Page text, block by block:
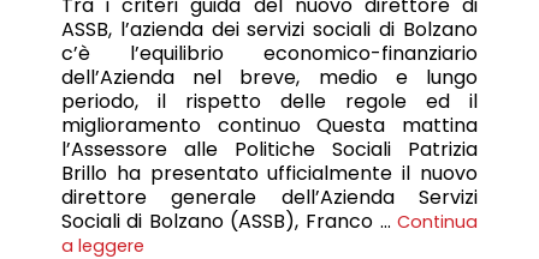
ASSB, l’azienda dei servizi sociali di Bolzano
c’è l’equilibrio economico-finanziario
dell’Azienda nel breve, medio e lungo
periodo, il rispetto delle regole ed il
miglioramento continuo Questa mattina
l’Assessore alle Politiche Sociali Patrizia
Brillo ha presentato ufficialmente il nuovo
direttore generale dell’Azienda Servizi
Sociali di Bolzano (ASSB), Franco …Continua
a leggere